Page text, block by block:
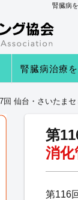
腎臓病
腎臓病治療
回 仙台・さいたま
第
消化
第116